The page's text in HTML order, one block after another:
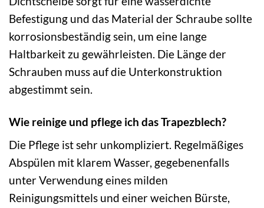
Befestigung und das Material der Schraube sollte
korrosionsbeständig sein, um eine lange
Haltbarkeit zu gewährleisten. Die Länge der
Schrauben muss auf die Unterkonstruktion
abgestimmt sein.
Wie reinige und pflege ich das Trapezblech?
Die Pflege ist sehr unkompliziert. Regelmäßiges
Abspülen mit klarem Wasser, gegebenenfalls
unter Verwendung eines milden
Reinigungsmittels und einer weichen Bürste,